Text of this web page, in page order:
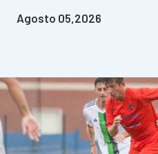
Agosto 05,2026